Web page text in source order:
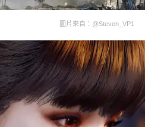
圖片來自：@Steven_VP1